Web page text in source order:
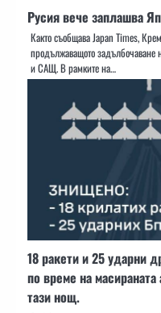
Русия вече заплашва
Както съобщава Japan Times,
продължаващото задълбочаване
и САЩ. В рамките на…
18 ракети и 25 ударни
по време на
тази нощ.